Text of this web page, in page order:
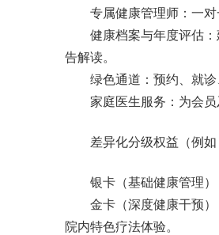
专属健康管理师：一对
健康档案与年度评估：
告解读。
绿色通道：预约、就诊
家庭医生服务：为会员
差异化分级权益（例如
银卡（基础健康管理）
金卡（深度健康干预）
院内特色疗法体验。